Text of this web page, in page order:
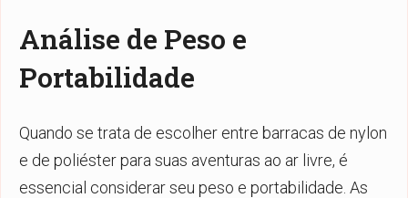
Análise de Peso e
Portabilidade
Quando se trata de escolher entre barracas de nylon
e de poliéster para suas aventuras ao ar livre, é
essencial considerar seu peso e portabilidade. As